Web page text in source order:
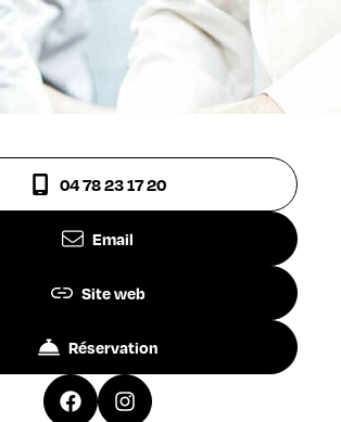
04 78 23 17 20
Email
Site web
Réservation